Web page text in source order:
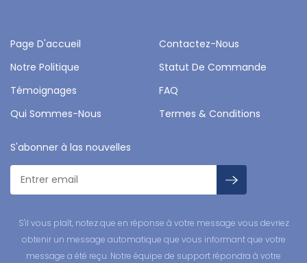
Page D'accueil
Contactez-Nous
Notre Politique
Statut De Commande
Témoignages
FAQ
Qui Sommes-Nous
Termes & Conditions
S'abonner à las nouvelles
S'il vous plaît, notez que en réponse à votre message vous devriez
obtenir un message automatique que vous informant que votre
message a été reçu. Notre équipe de support répondra à votre